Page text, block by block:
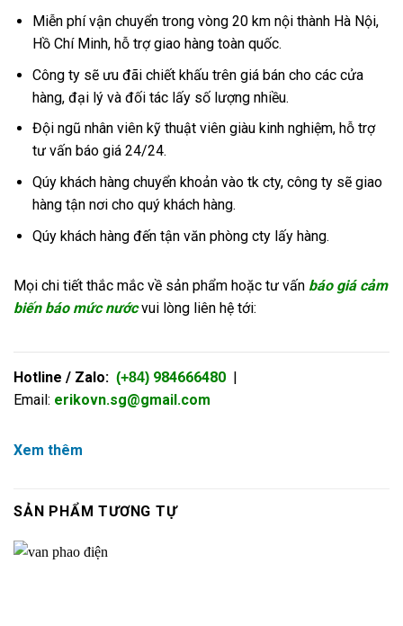
Miễn phí vận chuyển trong vòng 20 km nội thành Hà Nội,
Hồ Chí Minh, hỗ trợ giao hàng toàn quốc.
Công ty sẽ ưu đãi chiết khấu trên giá bán cho các cửa
hàng, đại lý và đối tác lấy số lượng nhiều.
Đội ngũ nhân viên kỹ thuật viên giàu kinh nghiệm, hỗ trợ
tư vấn báo giá 24/24.
Qúy khách hàng chuyển khoản vào tk cty, công ty sẽ giao
hàng tận nơi cho quý khách hàng.
Qúy khách hàng đến tận văn phòng cty lấy hàng.
Mọi chi tiết thắc mắc về sản phẩm hoặc tư vấn báo giá cảm
biến báo mức nướcvui lòng liên hệ tới:
Hotline / Zalo: (+84) 984666480 |
Email: erikovn.sg@gmail.com
Xem thêm
SẢN PHẨM TƯƠNG TỰ